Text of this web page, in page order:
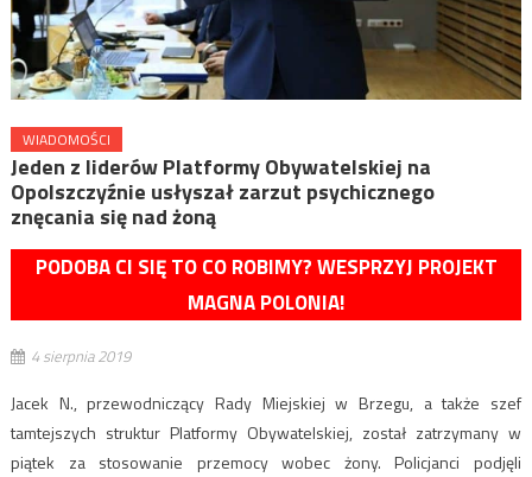
WIADOMOŚCI
Jeden z liderów Platformy Obywatelskiej na
Opolszczyźnie usłyszał zarzut psychicznego
znęcania się nad żoną
PODOBA CI SIĘ TO CO ROBIMY? WESPRZYJ PROJEKT
MAGNA POLONIA!
4 sierpnia 2019
Jacek N., przewodniczący Rady Miejskiej w Brzegu, a także szef
tamtejszych struktur Platformy Obywatelskiej, został zatrzymany w
piątek za stosowanie przemocy wobec żony. Policjanci podjęli